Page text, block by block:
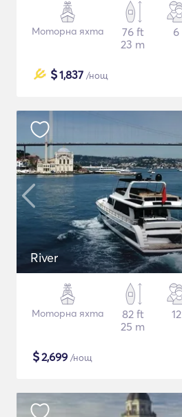
Моторна яхта
76 ft
23 m
6
$1,837 /нощ
River
Моторна яхта
82 ft
25 m
12
$2,699 /нощ